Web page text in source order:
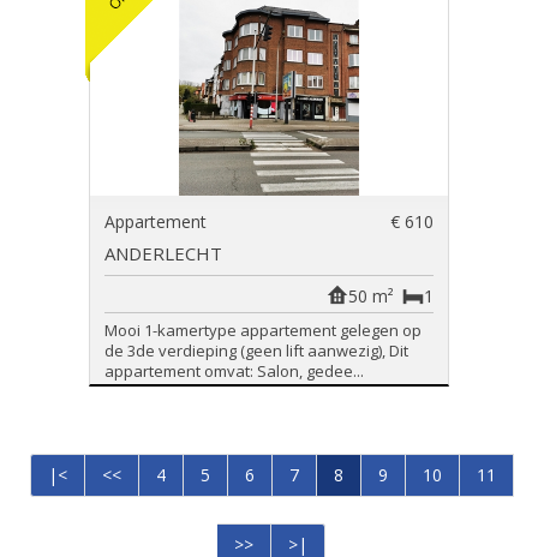
Appartement € 610
ANDERLECHT
1
50 m²
Mooi 1-kamertype appartement gelegen op
de 3de verdieping (geen lift aanwezig), Dit
appartement omvat: Salon, gedee...
|< << 4 5 6 7 8 9 10 11
>>
>|